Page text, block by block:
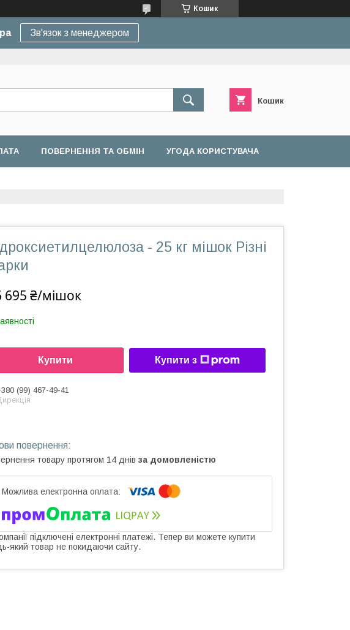
Кошик
Зв'язок з менеджером
Кошик
ПОВЕРНЕННЯ ТА ОБМІН УГОДА КОРИСТУВАЧА
- 25 кг мішок Різні
695 ₴/мішок
Купити Купити з
(99) 467-49-41
товару протягом 14 днів за домовленістю
підключені електронні платежі. Тепер ви можете купити
який товар не покидаючи сайту.